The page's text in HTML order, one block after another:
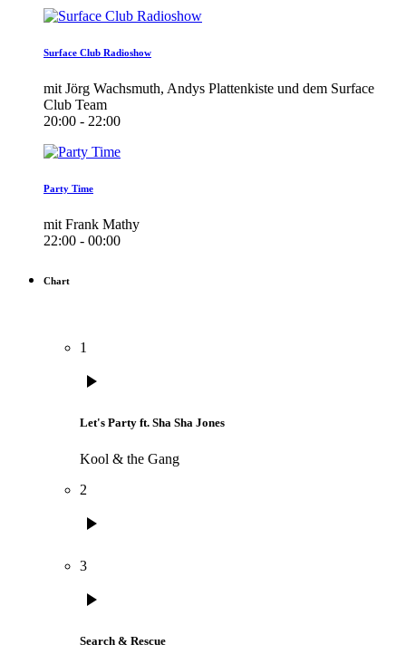
Surface Club Radioshow
mit Jörg Wachsmuth, Andys Plattenkiste und dem Surface
Club Team
20:00 - 22:00
Party Time
mit Frank Mathy
22:00 - 00:00
Chart
1
play_arrow
Let's Party ft. Sha Sha Jones
Kool & the Gang
2
play_arrow
3
play_arrow
Search & Rescue